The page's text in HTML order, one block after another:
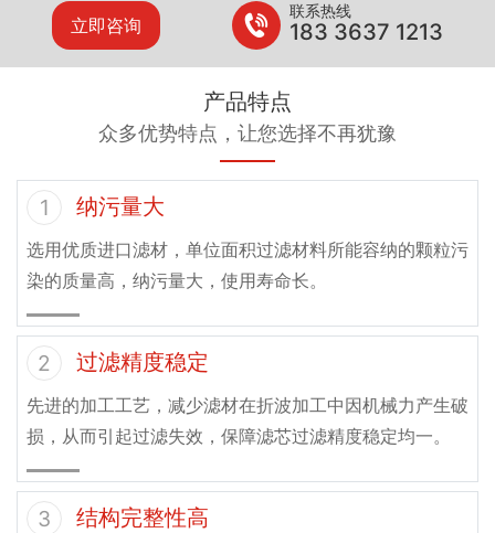
立即咨询
联系热线
183 3637 1213
产品特点
众多优势特点，让您选择不再犹豫
1 纳污量大
选用优质进口滤材，单位面积过滤材料所能容纳的颗粒污
染的质量高，纳污量大，使用寿命长。
2 过滤精度稳定
先进的加工工艺，减少滤材在折波加工中因机械力产生破
损，从而引起过滤失效，保障滤芯过滤精度稳定均一。
3 结构完整性高